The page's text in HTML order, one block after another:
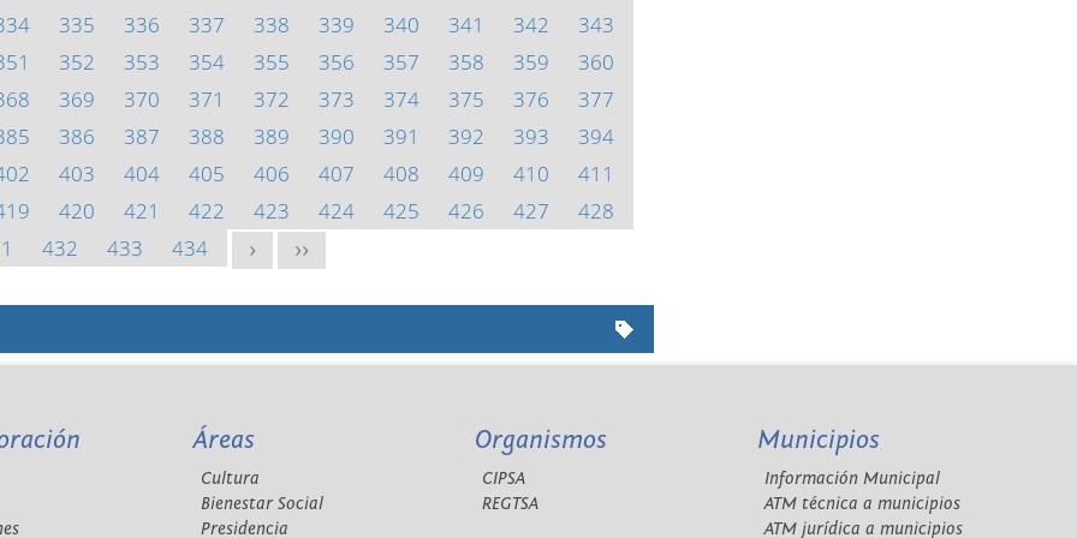
335 336 337 338 339 340 341 342
343
352 353 354 355 356 357 358 359
360
369 370 371 372 373 374 375 376
377
386 387 388 389 390 391 392 393
394
403 404 405 406 407 408 409 410
411
420 421 422 423 424 425 426 427
428
432 433 434 > >>
Áreas
Cultura
Bienestar Social
Presidencia
Organismos
CIPSA
REGTSA
Municipios
Información Municipal
ATM técnica a municipios
ATM jurídica a municipios